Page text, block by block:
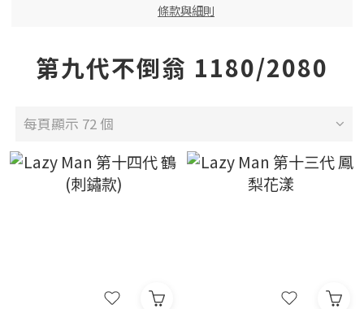
條款與細則
第九代不倒翁 1180/2080
每頁顯示 72 個